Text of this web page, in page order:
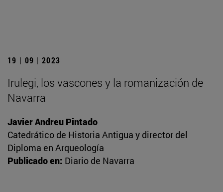
19 | 09 | 2023
Irulegi, los vascones y la romanización de
Navarra
Javier Andreu Pintado
Catedrático de Historia Antigua y director del
Diploma en Arqueología
Publicado en: Diario de Navarra